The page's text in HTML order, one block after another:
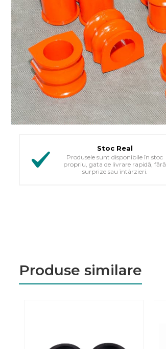
Stoc Real
Produsele sunt disponibile în stoc
propriu, gata de livrare rapidă, fără
surprize sau întârzieri.
Produse similare